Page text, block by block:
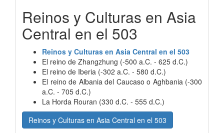
Reinos y Culturas en Asia
Central en el 503
Reinos y Culturas en Asia Central en el 503
El reino de Zhangzhung (-500 a.C. - 625 d.C.)
El reino de Iberia (-302 a.C. - 580 d.C.)
El reino de Albania del Caucaso o Aghbania (-300
a.C. - 705 d.C.)
La Horda Rouran (330 d.C. - 555 d.C.)
Reinos y Culturas en Asia Central en el 503